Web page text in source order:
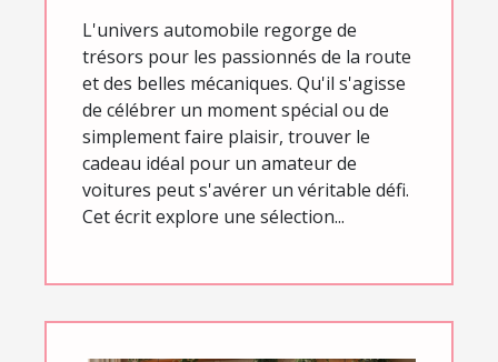
L'univers automobile regorge de
trésors pour les passionnés de la route
et des belles mécaniques. Qu'il s'agisse
de célébrer un moment spécial ou de
simplement faire plaisir, trouver le
cadeau idéal pour un amateur de
voitures peut s'avérer un véritable défi.
Cet écrit explore une sélection...